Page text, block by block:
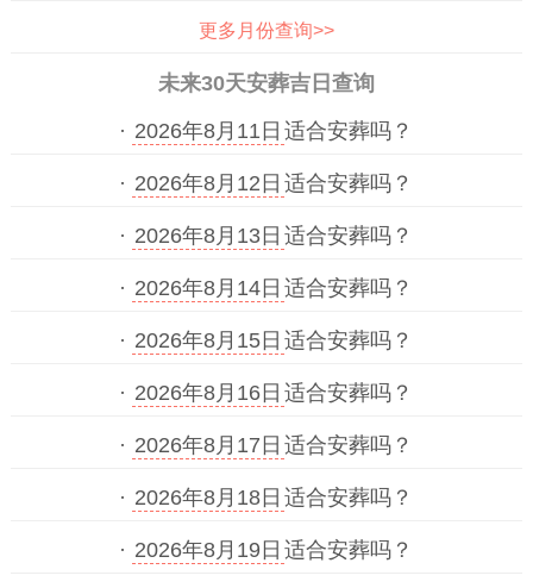
更多月份查询>>
未来30天安葬吉日查询
· 2026年8月11日 适合安葬吗？
· 2026年8月12日 适合安葬吗？
· 2026年8月13日 适合安葬吗？
· 2026年8月14日 适合安葬吗？
· 2026年8月15日 适合安葬吗？
· 2026年8月16日 适合安葬吗？
· 2026年8月17日 适合安葬吗？
· 2026年8月18日 适合安葬吗？
· 2026年8月19日 适合安葬吗？